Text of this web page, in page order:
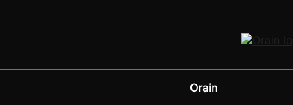
Orain